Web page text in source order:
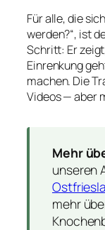
Für alle, die
werden?“, ist
Schritt: Er
Einrenkung
machen. Die
Videos — aber
Mehr
unseren
mehr